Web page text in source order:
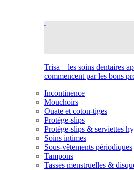
Trisa – les soins dentaires
commencent par les bons
Incontinence
Mouchoirs
Ouate et coton-tiges
Protège-slips
Protège-slips & serviettes
Soins intimes
Sous-vêtements périodiques
Tampons
Tasses menstruelles &